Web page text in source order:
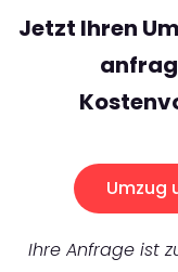
Jetzt Ihren
Umzug
Ihre Anfrage ist